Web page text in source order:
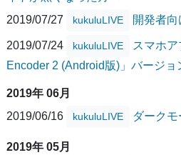
2019/07/27
kukuluLIVE 開発者
2019/07/24 kukuluLIVE
スマホ
Encoder 2 (Android版)」バージ
2019年 06月
2019/06/16
kukuluLIVE ダーク
2019年 05月